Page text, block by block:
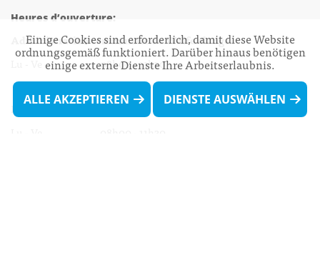
Heures d’ouverture:
Administration communale de Walferdange
Lu - Ve 08h00 - 11h30
13h30 - 16h00
Biergercenter
Einige Cookies sind erforderlich, damit diese Website
ordnungsgemäß funktioniert. Darüber hinaus benötigen
einige externe Dienste Ihre Arbeitserlaubnis.
ALLE AKZEPTIEREN DIENSTE AUSWÄHLEN